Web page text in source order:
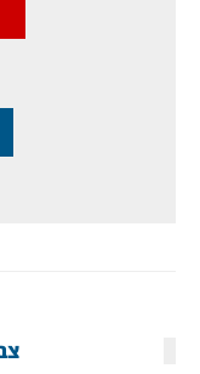
ובסופו של דבר